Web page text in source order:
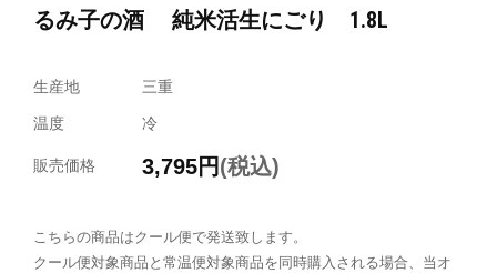
るみ子の酒 純米活生にごり 1.8L
生産地 三重
温度 冷
販売価格 3,795円(税込)
こちらの商品はクール便で発送致します。
クール便対象商品と常温便対象商品を同時購入される場合、当オ